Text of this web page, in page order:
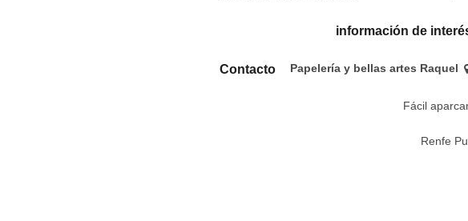
información de
Contacto Papelería y bellas artes Raquel
Fácil
Renfe